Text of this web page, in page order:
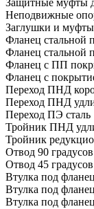
Защитные муфты
Неподвижные
Заглушки и
Фланец стальной
Фланец стальной
Фланец с ПП
Фланец с
Переход ПНД
Переход ПНД
Переход ПЭ сталь
Тройник ПНД
Тройник
Отвод 90
Отвод 45
Втулка под
Втулка под
Втулка под